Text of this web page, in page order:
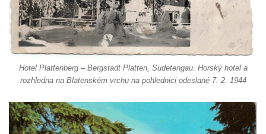
Chloumku
Vyhlídka u Lückendorfu IV
Vyhlídka u Lückendorfu III
Vyhlídka u Lückendorfu II
Vyhlídka u Lückendorfu I
Vyhlídka pod Kolištěm II
Vyhlídka pod Kolištěm
Hotel Plattenberg – Bergstadt Platten, Sudetengau. Horský hotel a
rozhledna na Blatenském vrchu na pohlednici odeslané 7. 2. 1944